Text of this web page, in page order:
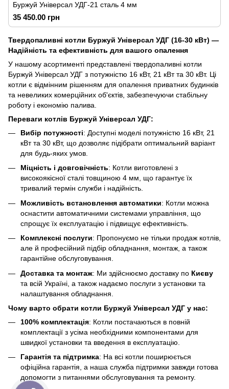
Буржуй Універсал УДГ-21 сталь 4 мм
35 450.00 грн
Твердопаливні котли Буржуй Універсал УДГ (16-30 кВт) —
Надійність та ефективність для вашого опалення
У нашому асортименті представлені твердопаливні котли
Буржуй Універсал УДГ з потужністю 16 кВт, 21 кВт та 30 кВт. Ці
котли є відмінним рішенням для опалення приватних будинків
та невеликих комерційних об'єктів, забезпечуючи стабільну
роботу і економію палива.
Переваги котлів Буржуй Універсал УДГ:
Вибір потужності: Доступні моделі потужністю 16 кВт, 21
кВт та 30 кВт, що дозволяє підібрати оптимальний варіант
для будь-яких умов.
Міцність і довговічність: Котли виготовлені з
високоякісної сталі товщиною 4 мм, що гарантує їх
тривалий термін служби і надійність.
Можливість встановлення автоматики: Котли можна
оснастити автоматичними системами управління, що
спрощує їх експлуатацію і підвищує ефективність.
Комплексні послуги: Пропонуємо не тільки продаж котлів,
але й професійний підбір обладнання, монтаж, а також
гарантійне обслуговування.
Доставка та монтаж: Ми здійснюємо доставку по Києву
та всій Україні, а також надаємо послуги з установки та
налаштування обладнання.
Чому варто обрати котли Буржуй Універсал УДГ у нас:
100% комплектація: Котли постачаються в повній
комплектації з усіма необхідними компонентами для
швидкої установки та введення в експлуатацію.
Гарантія та підтримка: На всі котли поширюється
офіційна гарантія, а наша служба підтримки завжди готова
допомогти з питаннями обслуговування та ремонту.